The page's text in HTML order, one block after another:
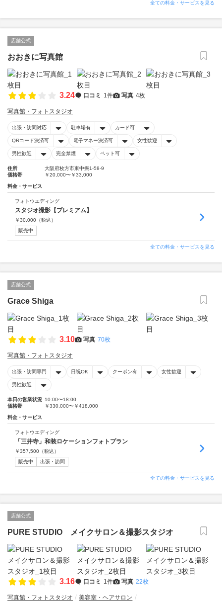
全ての料金・サービスを見る
店舗公式
おおきに写真館
3.24 口コミ 1件 写真 4枚
写真館・フォトスタジオ
出張・訪問対応 駐車場有 カード可
QRコード決済可 電子マネー決済可 女性歓迎
男性歓迎 完全禁煙 ペット可
住所
大阪府枚方市東中振1-58-9
価格帯
￥20,000〜￥33,000
料金・サービス
フォトウエディング
スタジオ撮影【プレミアム】
￥30,000 （税込）
販売中
全ての料金・サービスを見る
店舗公式
Grace Shiga
3.10 写真 70枚
写真館・フォトスタジオ
出張・訪問専門 日祝OK クーポン有 女性歓迎
男性歓迎
本日の営業状況 10:00〜18:00
価格帯
￥330,000〜￥418,000
料金・サービス
フォトウエディング
「三井寺」和装ロケーションフォトプラン
￥357,500 （税込）
販売中
出張・訪問
全ての料金・サービスを見る
店舗公式
PURE STUDIO メイクサロン＆撮影スタジオ
3.16 口コミ 1件 写真 22枚
写真館・フォトスタジオ
美容室・ヘアサロン